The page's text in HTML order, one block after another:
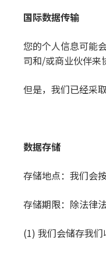
国际数据传输
您的个人信息可能
司和/或商业伙伴来
但是，我们已经采
数据存储
存储地点：我们会
存储期限：除法律
(1) 我们会储存我